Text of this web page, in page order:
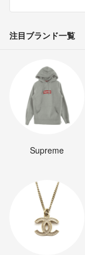
注目ブランド一覧
Supreme